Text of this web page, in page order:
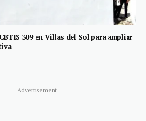
309 en Villas del Sol para ampliar
Advertisement